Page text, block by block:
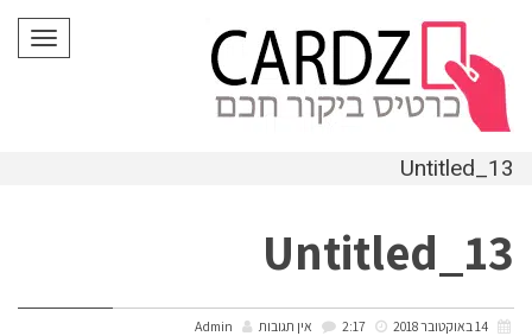
תפריט
Untitled_13
Untitled_13
אין תגובות Admin